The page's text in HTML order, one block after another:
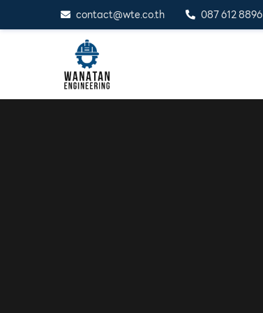
contact@wte.co.th 087 612 8896